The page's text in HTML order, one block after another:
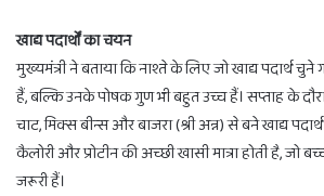
खाद्य पदार्थों का चयन
मुख्यमंत्री ने बताया कि नाश्ते के लिए जो खाद्य पदार्थ
हैं, बल्कि उनके पोषक गुण भी बहुत उच्च हैं। सप्ताह के
चाट, मिक्स बीन्स और बाजरा (श्री अन्न) से बने खाद्य
कैलोरी और प्रोटीन की अच्छी खासी मात्रा होती है, जो
जरूरी हैं।